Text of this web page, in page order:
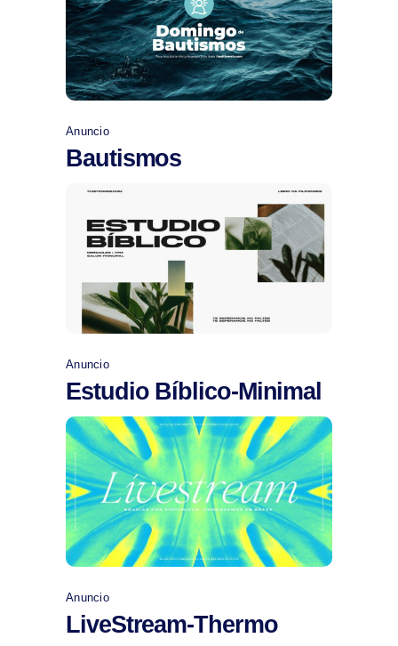
Comprar
Anuncio
Bautismos
Comprar
Anuncio
Estudio Bíblico-Minimal
Comprar
Anuncio
LiveStream-Thermo